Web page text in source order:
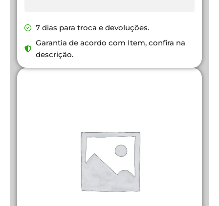
7 dias para troca e devoluções.
Garantia de acordo com Item, confira na
descrição.